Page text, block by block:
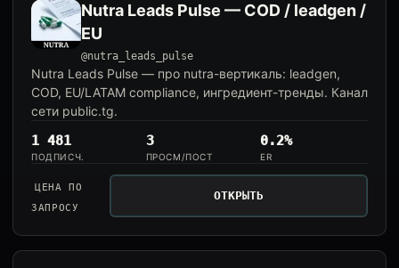
Nutra Leads Pulse — COD / leadgen /
EU
@nutra_leads_pulse
Nutra Leads Pulse — про nutra-вертикаль: leadgen,
COD, EU/LATAM compliance, ингредиент-тренды. Канал
сети public.tg.
1 481
ПОДПИСЧ.
3
ПРОСМ/ПОСТ
0.2%
ER
ЦЕНА ПО
ЗАПРОСУ
ОТКРЫТЬ